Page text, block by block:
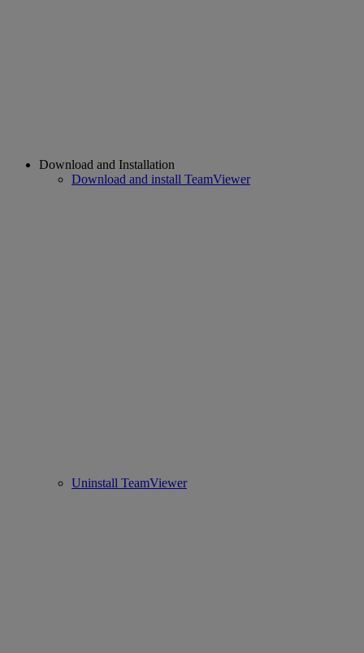
Download and Installation
Download and install TeamViewer
Uninstall TeamViewer